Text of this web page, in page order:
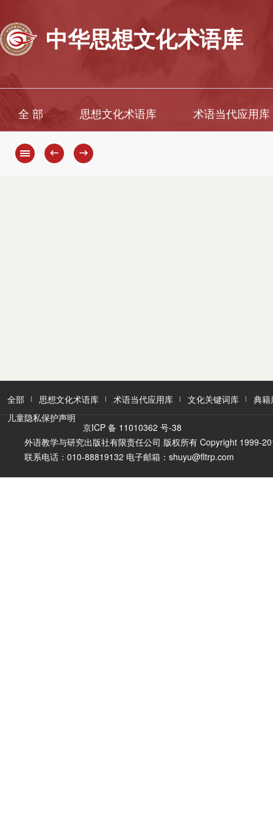
中华思想文化术语库
全 部 思想文化术语库 术语当代应用库
← →
全部 思想文化术语库 术语当代应用库 文化关键词库
典籍
儿童隐私保护声明
京ICP 备 11010362 号-38
外语教学与研究出版社有限责任公司 版权所有 Copyright 1999-
联系电话：010-88819132 电子邮箱：shuyu@fltrp.com